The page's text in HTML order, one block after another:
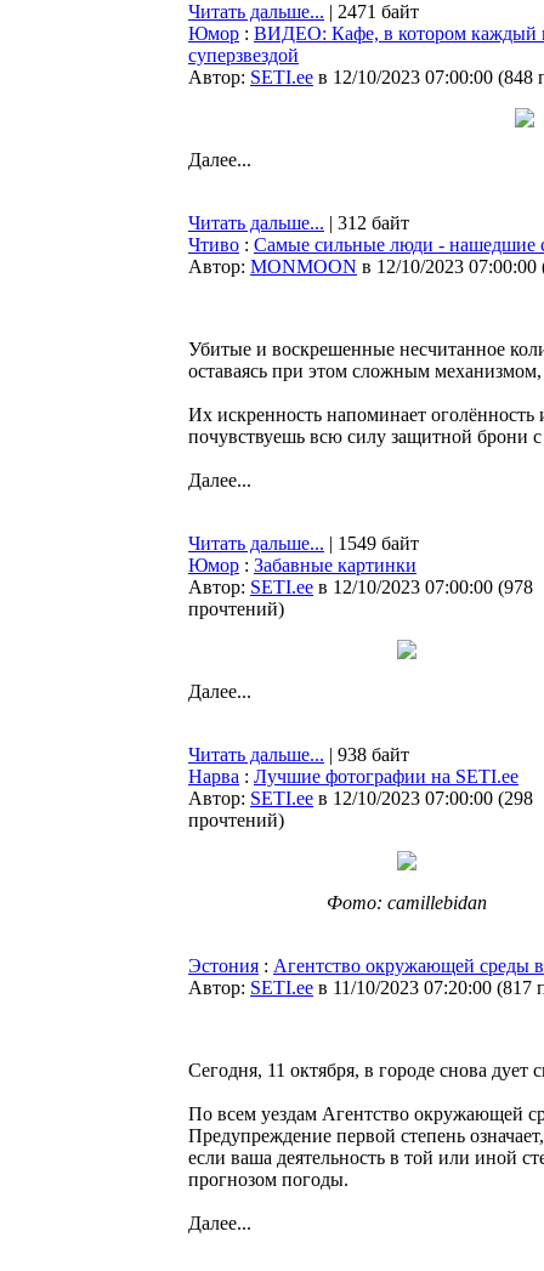
Читать дальше... | 2471 байт
Юмор : ВИДЕО: Кафе, в котором каждый
суперзвездой
Автор: SETI.ee в 12/10/2023 07:00:00 (848
Далее...
Читать дальше... | 312 байт
Чтиво : Самые сильные люди - нашедшие
Автор: MONMOON в 12/10/2023 07:00:00
Убитые и воскрешенные несчитанное
оставаясь при этом сложным
Их искренность напоминает
почувствуешь всю силу защитной брони
Далее...
Читать дальше... | 1549 байт
Юмор : Забавные картинки
Автор: SETI.ee в 12/10/2023 07:00:00 (978
прочтений)
Далее...
Читать дальше... | 938 байт
Нарва : Лучшие фотографии на SETI.ee
Автор: SETI.ee в 12/10/2023 07:00:00 (298
прочтений)
Фото: camillebidan
Эстония : Агентство окружающей среды
Автор: SETI.ee в 11/10/2023 07:20:00 (817
Сегодня, 11 октября, в городе снова дует
По всем уездам Агентство окружающей
Предупреждение первой степень
если ваша деятельность в той или иной
прогнозом погоды.
Далее...